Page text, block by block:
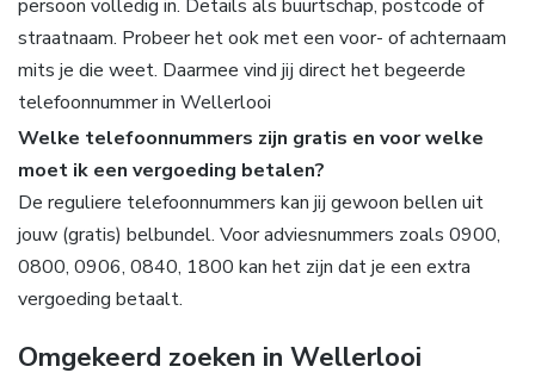
persoon volledig in. Details als buurtschap, postcode of
straatnaam. Probeer het ook met een voor- of achternaam
mits je die weet. Daarmee vind jij direct het begeerde
telefoonnummer in Wellerlooi
Welke telefoonnummers zijn gratis en voor welke
moet ik een vergoeding betalen?
De reguliere telefoonnummers kan jij gewoon bellen uit
jouw (gratis) belbundel. Voor adviesnummers zoals 0900,
0800, 0906, 0840, 1800 kan het zijn dat je een extra
vergoeding betaalt.
Omgekeerd zoeken in Wellerlooi